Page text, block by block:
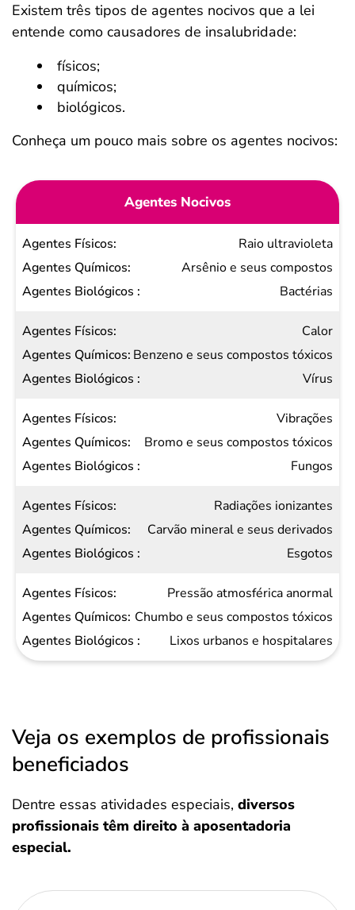
Existem três tipos de agentes nocivos que a lei
entende como causadores de insalubridade:
físicos;
químicos;
biológicos.
Conheça um pouco mais sobre os agentes nocivos:
Agentes Nocivos
Agentes
Físicos
Agentes
Agentes
Biológicos
Raio ultravioleta
Arsênio e seus compostos
Bactérias
Calor
Benzeno e seus compostos tóxicos
Vírus
Vibrações
Bromo e seus compostos tóxicos
Fungos
Radiações ionizantes
Carvão mineral e seus derivados
Esgotos
Pressão atmosférica anormal
Chumbo e seus compostos tóxicos
Lixos urbanos e hospitalares
Veja os exemplos de profissionais
beneficiados
Dentre essas atividades especiais, diversos
profissionais têm direito à aposentadoria
especial.